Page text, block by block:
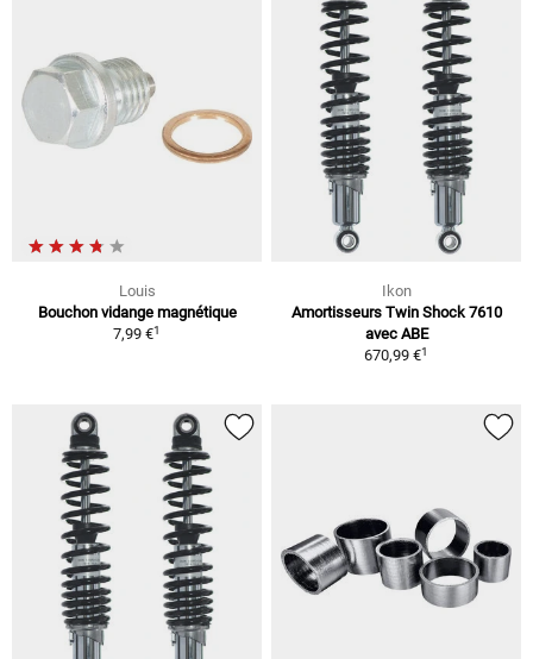
Louis
Bouchon vidange magnétique
7,99 €1
Ikon
Amortisseurs Twin Shock 7610
avec ABE
670,99 €1